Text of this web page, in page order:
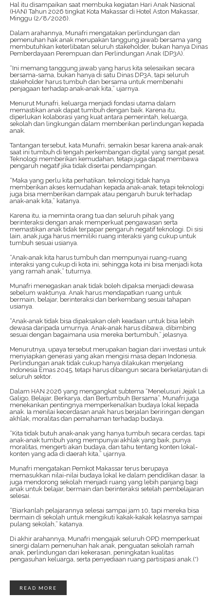
Hal itu disampaikan saat membuka kegiatan Hari Anak Nasional
(HAN) Tahun 2026 tingkat Kota Makassar di Hotel Aston Makassar,
Minggu (2/8/2026).
Dalam arahannya, Munafri mengatakan perlindungan dan
pemenuhan hak anak merupakan tanggung jawab bersama yang
membutuhkan keterlibatan seluruh stakeholder, bukan hanya Dinas
Pemberdayaan Perempuan dan Perlindungan Anak (DP3A).
“Ini memang tanggung jawab yang harus kita selesaikan secara
bersama-sama, bukan hanya di satu Dinas DP3A, tapi seluruh
stakeholder harus tumbuh dan bersama untuk membenahi
penjagaan terhadap anak-anak kita,” ujarnya.
Menurut Munafri, keluarga menjadi fondasi utama dalam
memastikan anak dapat tumbuh dengan baik. Karena itu,
diperlukan kolaborasi yang kuat antara pemerintah, keluarga,
sekolah dan lingkungan dalam memberikan perlindungan kepada
anak.
Tantangan tersebut, kata Munafri, semakin besar karena anak-anak
saat ini tumbuh di tengah perkembangan digital yang sangat pesat.
Teknologi memberikan kemudahan, tetapi juga dapat membawa
pengaruh negatif jika tidak disertai pendampingan.
“Maka yang perlu kita perhatikan, teknologi tidak hanya
memberikan akses kemudahan kepada anak-anak, tetapi teknologi
juga bisa memberikan dampak atau pengaruh buruk terhadap
anak-anak kita,” katanya.
Karena itu, ia meminta orang tua dan seluruh pihak yang
berinteraksi dengan anak memperkuat pengawasan serta
memastikan anak tidak terpapar pengaruh negatif teknologi. Di sisi
lain, anak juga harus memiliki ruang interaksi yang cukup untuk
tumbuh sesuai usianya.
“Anak-anak kita harus tumbuh dan mempunyai ruang-ruang
interaksi yang cukup di kota ini, sehingga kota ini bisa menjadi kota
yang ramah anak,” tuturnya.
Munafri menegaskan anak tidak boleh dipaksa menjadi dewasa
sebelum waktunya. Anak harus mendapatkan ruang untuk
bermain, belajar, berinteraksi dan berkembang sesuai tahapan
usianya.
“Anak-anak tidak bisa dipaksakan oleh keadaan untuk bisa lebih
dewasa daripada umurnya. Anak-anak harus dibawa, dibimbing
sesuai dengan bagaimana usia mereka bertumbuh,” jelasnya.
Menurutnya, upaya tersebut merupakan bagian dari investasi untuk
menyiapkan generasi yang akan mengisi masa depan Indonesia.
Perlindungan anak tidak cukup hanya dilakukan menjelang
Indonesia Emas 2045, tetapi harus dibangun secara berkelanjutan di
seluruh sektor.
Dalam HAN 2026 yang mengangkat subtema “Menelusuri Jejak La
Galigo, Belajar, Berkarya, dan Bertumbuh Bersama”, Munafri juga
menekankan pentingnya memperkenalkan budaya lokal kepada
anak. Ia menilai kecerdasan anak harus berjalan beriringan dengan
akhlak, moralitas dan pemahaman terhadap budaya.
“Kita tidak butuh anak-anak yang hanya tumbuh secara cerdas, tapi
anak-anak tumbuh yang mempunyai akhlak yang baik, punya
moralitas, mengerti akan budaya, dan tahu tentang konten lokal-
konten yang ada di daerah kita,” ujarnya.
Munafri mengatakan Pemkot Makassar terus berupaya
memasukkan nilai-nilai budaya lokal ke dalam pendidikan dasar. Ia
juga mendorong sekolah menjadi ruang yang lebih panjang bagi
anak untuk belajar, bermain dan berinteraksi setelah pembelajaran
selesai.
“Biarkanlah pelajarannya selesai sampai jam 10, tapi mereka bisa
bermain di sekolah untuk mengikuti kakak-kakak kelasnya sampai
pulang sekolah,” katanya.
Di akhir arahannya, Munafri mengajak seluruh OPD memperkuat
sinergi dalam pemenuhan hak anak, penguatan sekolah ramah
anak, perlindungan dari kekerasan, peningkatan kualitas
pengasuhan keluarga, serta penyediaan ruang partisipasi anak.(*)
READ MORE